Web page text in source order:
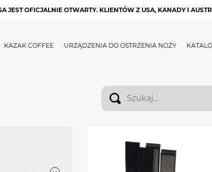
JEST OFICJALNIE OTWARTY. KLIENTÓW Z USA, KANADY I
KAZAK COFFEE URZĄDZENIA DO OSTRZENIA NOŻY